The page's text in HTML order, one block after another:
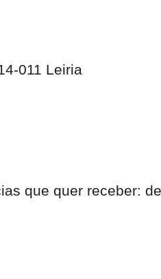
011 Leiria
que quer receber: